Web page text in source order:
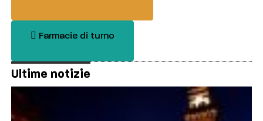
Farmacie di turno
Ultime notizie